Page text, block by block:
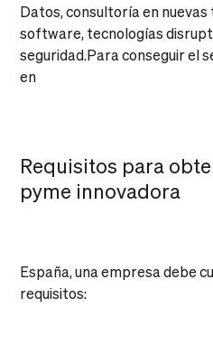
Datos, consultoría en
software, tecnologías
seguridad.Para conseguir el
en
Requisitos para
pyme innovadora
España, una empresa debe
requisitos: